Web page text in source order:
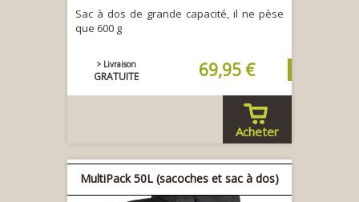
Sac à dos de grande capacité, il ne pèse
que 600 g
> Livraison
GRATUITE 69,95 €
Acheter
MultiPack 50L (sacoches et sac à dos)